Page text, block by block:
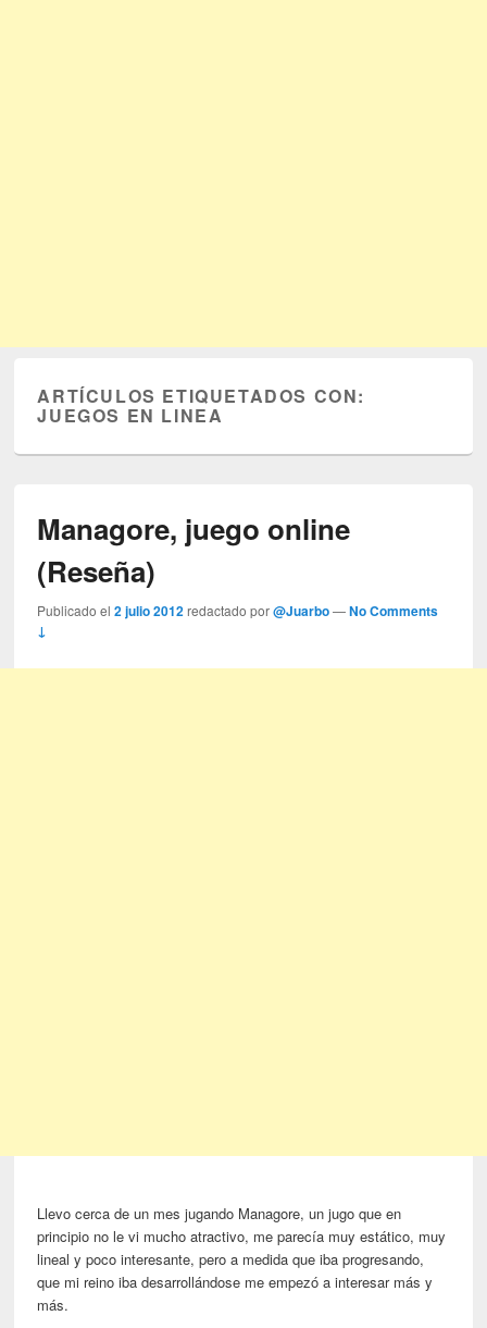
ARTÍCULOS ETIQUETADOS CON:
JUEGOS EN LINEA
Managore, juego online
(Reseña)
Publicado el2 julio 2012 redactado por@Juarbo —No Comments
↓
Llevo cerca de un mes jugando Managore, un jugo que en
principio no le vi mucho atractivo, me parecía muy estático, muy
lineal y poco interesante, pero a medida que iba progresando,
que mi reino iba desarrollándose me empezó a interesar más y
más.